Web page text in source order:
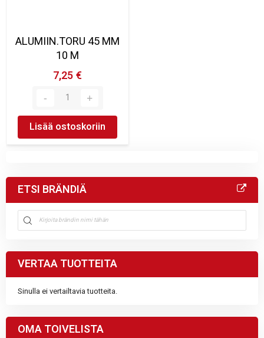
ALUMIIN.TORU 45 MM
10 M
7,25 €
Lisää ostoskoriin
ETSI BRÄNDIÄ
VERTAA TUOTTEITA
Sinulla ei vertailtavia tuotteita.
OMA TOIVELISTA